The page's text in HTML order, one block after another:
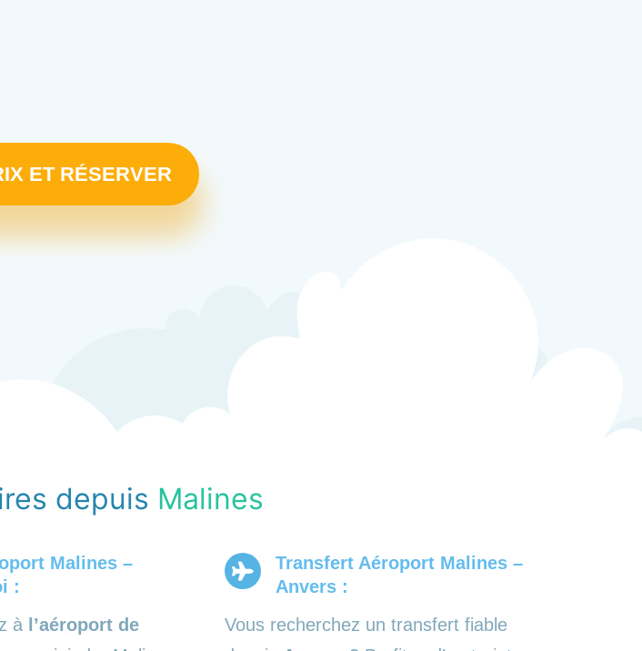
ET RÉSERVER
depuis Malines
Malines –
:
à l’aéroport de
Transfert Aéroport Malines –
Anvers :
Vous recherchez un transfert fiable